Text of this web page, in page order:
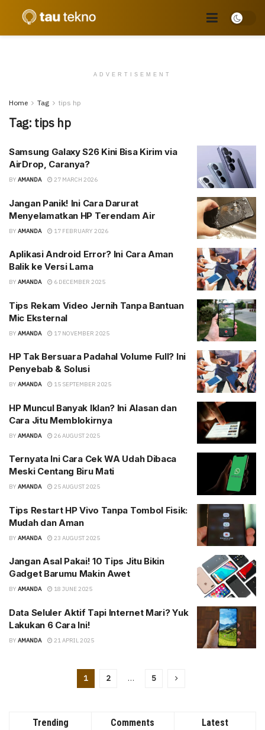
ADVERTISEMENT
Home Tag tips hp
Tag: tips hp
Samsung Galaxy S26 Kini Bisa Kirim via
AirDrop, Caranya?
BY AMANDA 27 MARCH 2026
Jangan Panik! Ini Cara Darurat
Menyelamatkan HP Terendam Air
BY AMANDA 17 FEBRUARY 2026
Aplikasi Android Error? Ini Cara Aman
Balik ke Versi Lama
BY AMANDA 6 DECEMBER 2025
Tips Rekam Video Jernih Tanpa Bantuan
Mic Eksternal
BY AMANDA 17 NOVEMBER 2025
HP Tak Bersuara Padahal Volume Full? Ini
Penyebab & Solusi
BY AMANDA 15 SEPTEMBER 2025
HP Muncul Banyak Iklan? Ini Alasan dan
Cara Jitu Memblokirnya
BY AMANDA 26 AUGUST 2025
Ternyata Ini Cara Cek WA Udah Dibaca
Meski Centang Biru Mati
BY AMANDA 25 AUGUST 2025
Tips Restart HP Vivo Tanpa Tombol Fisik:
Mudah dan Aman
BY AMANDA 23 AUGUST 2025
Jangan Asal Pakai! 10 Tips Jitu Bikin
Gadget Barumu Makin Awet
BY AMANDA 18 JUNE 2025
Data Seluler Aktif Tapi Internet Mari? Yuk
Lakukan 6 Cara Ini!
BY AMANDA 21 APRIL 2025
1 2 … 5
Trending Comments Latest